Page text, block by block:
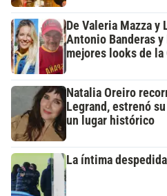
De Valeria Mazza y
Antonio Banderas
mejores looks de
Natalia Oreiro
Legrand, estrenó
un lugar histórico
La íntima